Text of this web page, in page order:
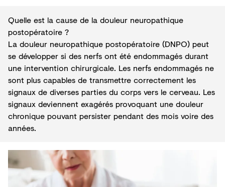
Quelle est la cause de la douleur neuropathique
postopératoire ?
La douleur neuropathique postopératoire (DNPO) peut
se développer si des nerfs ont été endommagés durant
une intervention chirurgicale. Les nerfs endommagés ne
sont plus capables de transmettre correctement les
signaux de diverses parties du corps vers le cerveau. Les
signaux deviennent exagérés provoquant une douleur
chronique pouvant persister pendant des mois voire des
années.